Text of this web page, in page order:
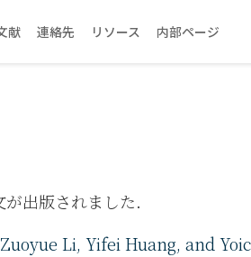
献 連絡先 リソース 内部ページ
出版されました.
Li, Yifei Huang, and